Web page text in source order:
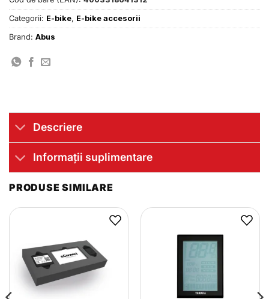
Categorii: E-bike, E-bike accesorii
Brand: Abus
Descriere
Informații suplimentare
PRODUSE SIMILARE